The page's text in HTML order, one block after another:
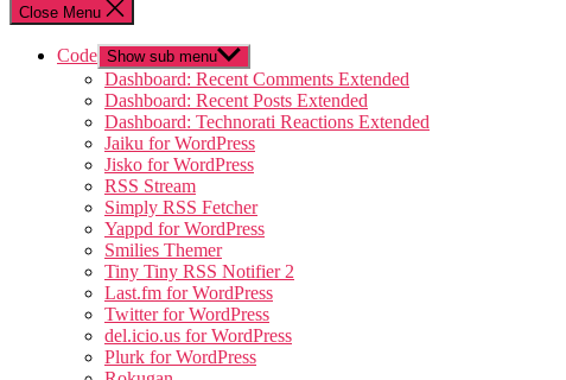
Close Menu
Code Show sub menu
Dashboard: Recent Comments Extended
Dashboard: Recent Posts Extended
Dashboard: Technorati Reactions Extended
Jaiku for WordPress
Jisko for WordPress
RSS Stream
Simply RSS Fetcher
Yappd for WordPress
Smilies Themer
Tiny Tiny RSS Notifier 2
Last.fm for WordPress
Twitter for WordPress
del.icio.us for WordPress
Plurk for WordPress